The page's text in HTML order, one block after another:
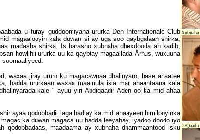
Xubnaha
C/Qaadir
u furay guddoomiyaha ururka Den Internationale Club
magaalooyin kala duwan si ay uga soo qaybgalaan shirka,
madasha shirka. Is barasho xubnaha dhexdooda ah kadib,
howlihii ururka uu ka qaybtay magaallada Århus, wuxuuna
waxaa jiray ururo ku magacawnaa dhalinyaro, hase ahaatee
hadda ururkaan waxaa maamula isla mar ahaantaana kala
kale " ayuu yiri Abdiqaadir Aden oo ka mid ahaa
ayaa qodobbadii laga hadlay ka mid ahaayeen himilooyinka
ka duwan magaca uu hadda leeyahay, iyadoo doodo iyo
maadaama ay xubnaha dhammaantood isku